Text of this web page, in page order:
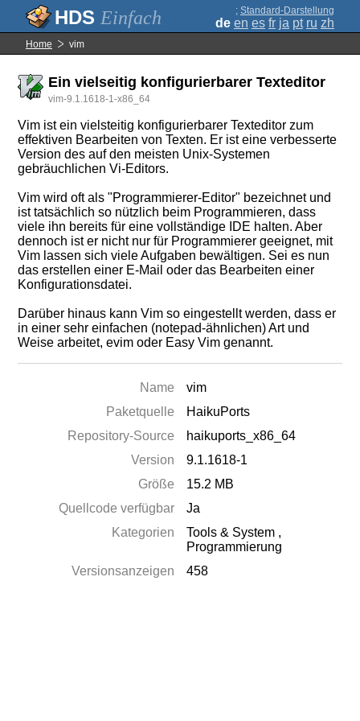
Einfach ; Standard-Darstellung
de en es fr ja pt ru zh
Home vim
Ein vielseitig konfigurierbarer Texteditor
vim-9.1.1618-1-x86_64
Vim ist ein vielsteitig konfigurierbarer Texteditor zum
effektiven Bearbeiten von Texten. Er ist eine verbesserte
Version des auf den meisten Unix-Systemen
gebräuchlichen Vi-Editors.
Vim wird oft als "Programmierer-Editor" bezeichnet und
ist tatsächlich so nützlich beim Programmieren, dass
viele ihn bereits für eine vollständige IDE halten. Aber
dennoch ist er nicht nur für Programmierer geeignet, mit
Vim lassen sich viele Aufgaben bewältigen. Sei es nun
das erstellen einer E-Mail oder das Bearbeiten einer
Konfigurationsdatei.
Darüber hinaus kann Vim so eingestellt werden, dass er
in einer sehr einfachen (notepad-ähnlichen) Art und
Weise arbeitet, evim oder Easy Vim genannt.
Name
vim
Paketquelle
HaikuPorts
Repository-Source
haikuports_x86_64
Version
9.1.1618-1
Größe
15.2 MB
Quellcode verfügbar
Ja
Kategorien
Tools & System ,
Programmierung
Versionsanzeigen
458